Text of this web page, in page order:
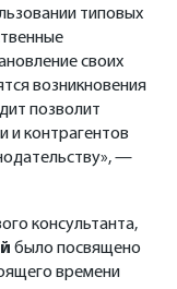
типовых
своих
возникновения
позволит
и контрагентов
—
консультанта,
было посвящено
времени